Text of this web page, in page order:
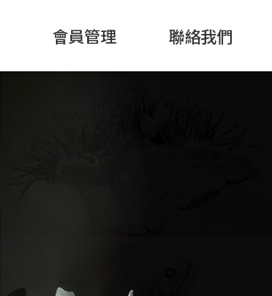
會員管理 聯絡我們